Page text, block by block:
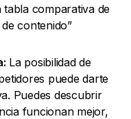
comparativa de
contenido”
La posibilidad de
puede darte
Puedes descubrir
funcionan mejor,